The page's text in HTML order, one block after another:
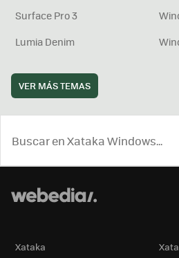
Surface Pro 3
Lumia Denim
VER MÁS TEMAS
Xataka